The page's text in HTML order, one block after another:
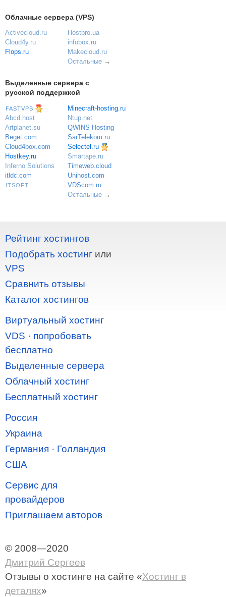
Облачные сервера (VPS)
Activecloud.ru
Cloud4y.ru
Flops.ru
Hostpro.ua
infobox.ru
Makecloud.ru
Остальные→
Выделенные сервера с
русской поддержкой
FASTVPS
Abcd.host
Artplanet.su
Beget.com
Cloud4box.com
Hostkey.ru
Inferno Solutions
itldc.com
ITSOFT
Minecraft-hosting.ru
Ntup.net
QWINS Hosting
SarTelekom.ru
Selectel.ru
Smartape.ru
Timeweb.cloud
Unihost.com
VDScom.ru
Остальные→
Рейтинг хостингов
Подобрать хостинг или
VPS
Сравнить отзывы
Каталог хостингов
Виртуальный хостинг
VDS · попробовать
бесплатно
Выделенные сервера
Облачный хостинг
Бесплатный хостинг
Россия
Украина
Германия · Голландия
США
Сервис для
провайдеров
Приглашаем авторов
© 2008—2020
Дмитрий Сергеев
Отзывы о хостинге на сайте «Хостинг в
деталях»